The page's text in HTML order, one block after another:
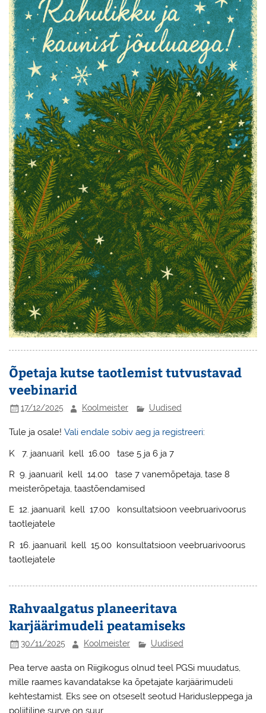
Õpetaja kutse taotlemist tutvustavad
veebinarid
17/12/2025 Koolmeister Uudised
Tule ja osale!Vali endale sobiv aeg ja registreeri:
K 7. jaanuaril kell 16.00 tase 5 ja 6 ja 7
R 9. jaanuaril kell 14.00 tase 7 vanemõpetaja, tase 8
meisterõpetaja, taastõendamised
E 12. jaanuaril kell 17.00 konsultatsioon veebruarivoorus
taotlejatele
R 16. jaanuaril kell 15.00 konsultatsioon veebruarivoorus
taotlejatele
Rahvaalgatus planeeritava
karjäärimudeli peatamiseks
30/11/2025 Koolmeister Uudised
Pea terve aasta on Riigikogus olnud teel PGSi muudatus,
mille raames kavandatakse ka õpetajate karjäärimudeli
kehtestamist. Eks see on otseselt seotud Haridusleppega ja
poliitiline surve on suur.